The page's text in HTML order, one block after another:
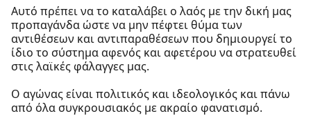
Αυτό πρέπει να το καταλάβει ο λαός με την δική μας
προπαγάνδα ώστε να μην πέφτει θύμα των
αντιθέσεων και αντιπαραθέσεων που δημιουργεί το
ίδιο το σύστημα αφενός και αφετέρου να στρατευθεί
στις λαϊκές φάλαγγες μας.
Ο αγώνας είναι πολιτικός και ιδεολογικός και πάνω
από όλα συγκρουσιακός με ακραίο φανατισμό.